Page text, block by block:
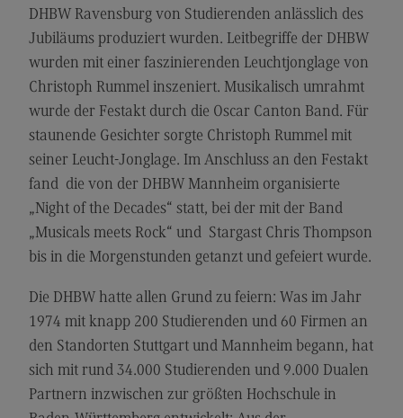
(External link)
Rahmenbedingungen
Modulangebot
Berufsperspektiven
Kontakt
Entrepreneurship
Modulangebot
Berufsperspektiven
Kontakt
Executive Engineering
Executive Engineering
Modulangebot
DHBW Ravensburg von Studierenden anlässlich des
Jubiläums produziert wurden. Leitbegriffe der DHBW
wurden mit einer faszinierenden Leuchtjonglage von
Christoph Rummel inszeniert. Musikalisch umrahmt
wurde der Festakt durch die Oscar Canton Band. Für
staunende Gesichter sorgte Christoph Rummel mit
seiner Leucht-Jonglage. Im Anschluss an den Festakt
fand die von der DHBW Mannheim organisierte
„Night of the Decades“ statt, bei der mit der Band
„Musicals meets Rock“ und Stargast Chris Thompson
bis in die Morgenstunden getanzt und gefeiert wurde.
Die DHBW hatte allen Grund zu feiern: Was im Jahr
1974 mit knapp 200 Studierenden und 60 Firmen an
den Standorten Stuttgart und Mannheim begann, hat
sich mit rund 34.000 Studierenden und 9.000 Dualen
Partnern inzwischen zur größten Hochschule in